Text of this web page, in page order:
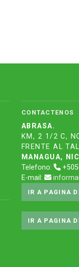
CONTACTENOS
ABRASA.
KM, 2 1/2 C,
FRENTE AL
MANAGUA,
Telefono:
+505
E-mail:
IR A PAGINA
IR A PAGINA